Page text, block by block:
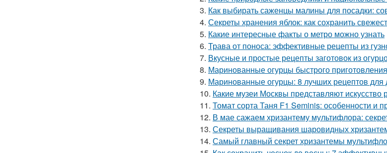
3. Как выбирать саженцы малины для посадки:
4. Секреты хранения яблок: как сохранить
5. Какие интересные факты о метро можно узнать
6. Трава от поноса: эффективные рецепты из
7. Вкусные и простые рецепты заготовок из
8. Маринованные огурцы быстрого
9. Маринованные огурцы: 8 лучших рецептов
10. Какие музеи Москвы представляют искусство
11. Томат сорта Таня F1 Seminis: особенности и
12. В мае сажаем хризантему мультифлора:
13. Секреты выращивания шаровидных
14. Самый главный секрет хризантемы